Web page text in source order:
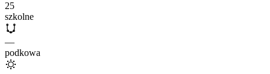
25
szkolne
—
podkowa